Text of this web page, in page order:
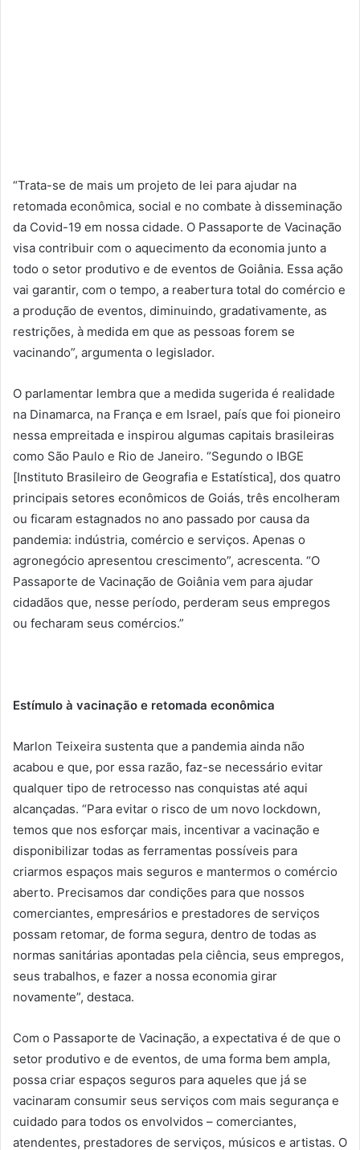
“Trata-se de mais um projeto de lei para ajudar na
retomada econômica, social e no combate à disseminação
da Covid-19 em nossa cidade. O Passaporte de Vacinação
visa contribuir com o aquecimento da economia junto a
todo o setor produtivo e de eventos de Goiânia. Essa ação
vai garantir, com o tempo, a reabertura total do comércio e
a produção de eventos, diminuindo, gradativamente, as
restrições, à medida em que as pessoas forem se
vacinando”, argumenta o legislador.
O parlamentar lembra que a medida sugerida é realidade
na Dinamarca, na França e em Israel, país que foi pioneiro
nessa empreitada e inspirou algumas capitais brasileiras
como São Paulo e Rio de Janeiro. “Segundo o IBGE
[Instituto Brasileiro de Geografia e Estatística], dos quatro
principais setores econômicos de Goiás, três encolheram
ou ficaram estagnados no ano passado por causa da
pandemia: indústria, comércio e serviços. Apenas o
agronegócio apresentou crescimento”, acrescenta. “O
Passaporte de Vacinação de Goiânia vem para ajudar
cidadãos que, nesse período, perderam seus empregos
ou fecharam seus comércios.”
Estímulo à vacinação e retomada econômica
Marlon Teixeira sustenta que a pandemia ainda não
acabou e que, por essa razão, faz-se necessário evitar
qualquer tipo de retrocesso nas conquistas até aqui
alcançadas. “Para evitar o risco de um novo lockdown,
temos que nos esforçar mais, incentivar a vacinação e
disponibilizar todas as ferramentas possíveis para
criarmos espaços mais seguros e mantermos o comércio
aberto. Precisamos dar condições para que nossos
comerciantes, empresários e prestadores de serviços
possam retomar, de forma segura, dentro de todas as
normas sanitárias apontadas pela ciência, seus empregos,
seus trabalhos, e fazer a nossa economia girar
novamente”, destaca.
Com o Passaporte de Vacinação, a expectativa é de que o
setor produtivo e de eventos, de uma forma bem ampla,
possa criar espaços seguros para aqueles que já se
vacinaram consumir seus serviços com mais segurança e
cuidado para todos os envolvidos – comerciantes,
atendentes, prestadores de serviços, músicos e artistas. O